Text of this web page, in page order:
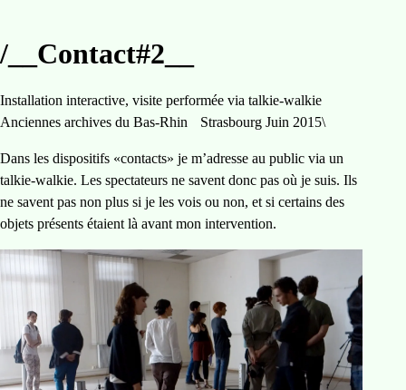
/__Contact#2__
Installation interactive, visite performée via talkie-walkie
Anciennes archives du Bas-Rhin Strasbourg Juin 2015\
Dans les dispositifs «contacts» je m’adresse au public via un
talkie-walkie. Les spectateurs ne savent donc pas où je suis. Ils
ne savent pas non plus si je les vois ou non, et si certains des
objets présents étaient là avant mon intervention.